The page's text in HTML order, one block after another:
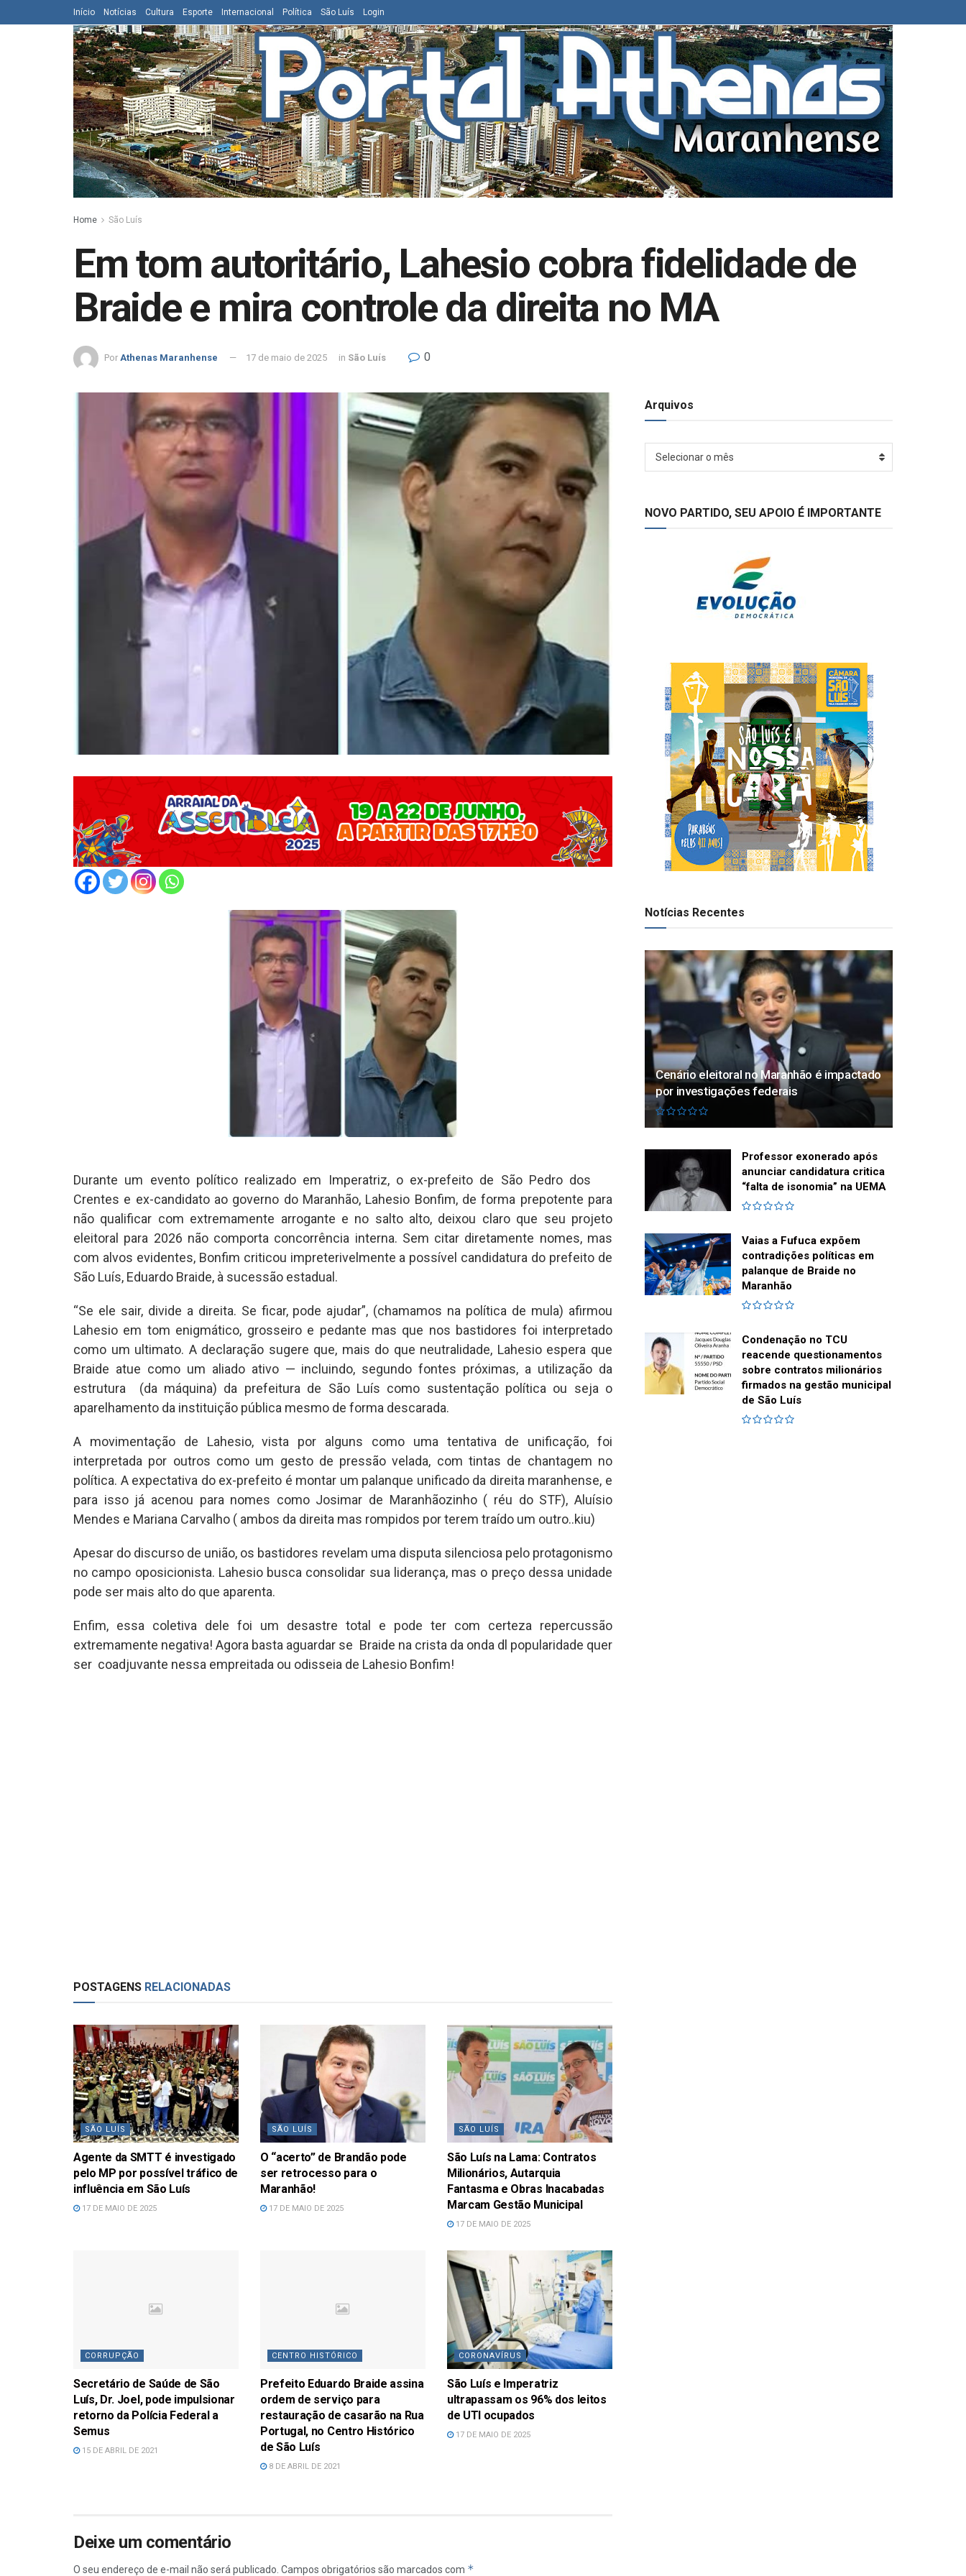
Início Notícias Cultura Esporte Internacional Política São Luís Login
Home São Luís
Em tom autoritário, Lahesio cobra fidelidade de
Braide e mira controle da direita no MA
Por Athenas Maranhense 17 de maio de 2025 in São Luís 0
Durante um evento político realizado em Imperatriz, o ex-prefeito de São Pedro dos
Crentes e ex-candidato ao governo do Maranhão, Lahesio Bonfim, de forma prepotente para
não qualificar com extremamente arrogante e no salto alto, deixou claro que seu projeto
eleitoral para 2026 não comporta concorrência interna. Sem citar diretamente nomes, mas
com alvos evidentes, Bonfim criticou impreterivelmente a possível candidatura do prefeito de
São Luís, Eduardo Braide, à sucessão estadual.
“Se ele sair, divide a direita. Se ficar, pode ajudar”, (chamamos na política de mula) afirmou
Lahesio em tom enigmático, grosseiro e pedante mas que nos bastidores foi interpretado
como um ultimato. A declaração sugere que, mais do que neutralidade, Lahesio espera que
Braide atue como um aliado ativo — incluindo, segundo fontes próximas, a utilização da
estrutura (da máquina) da prefeitura de São Luís como sustentação política ou seja o
aparelhamento da instituição pública mesmo de forma descarada.
A movimentação de Lahesio, vista por alguns como uma tentativa de unificação, foi
interpretada por outros como um gesto de pressão velada, com tintas de chantagem no
política. A expectativa do ex-prefeito é montar um palanque unificado da direita maranhense, e
para isso já acenou para nomes como Josimar de Maranhãozinho ( réu do STF), Aluísio
Mendes e Mariana Carvalho ( ambos da direita mas rompidos por terem traído um outro..kiu)
Apesar do discurso de união, os bastidores revelam uma disputa silenciosa pelo protagonismo
no campo oposicionista. Lahesio busca consolidar sua liderança, mas o preço dessa unidade
pode ser mais alto do que aparenta.
Enfim, essa coletiva dele foi um desastre total e pode ter com certeza repercussão
extremamente negativa! Agora basta aguardar se Braide na crista da onda dl popularidade quer
ser coadjuvante nessa empreitada ou odisseia de Lahesio Bonfim!
POSTAGENS RELACIONADAS
SÃO LUÍS
Agente da SMTT é investigado
pelo MP por possível tráfico de
influência em São Luís
17 DE MAIO DE 2025
SÃO LUÍS
O “acerto” de Brandão pode
ser retrocesso para o
Maranhão!
17 DE MAIO DE 2025
SÃO LUÍS
São Luís na Lama: Contratos
Milionários, Autarquia
Fantasma e Obras Inacabadas
Marcam Gestão Municipal
17 DE MAIO DE 2025
CORRUPÇÃO
Secretário de Saúde de São
Luís, Dr. Joel, pode impulsionar
retorno da Polícia Federal a
Semus
15 DE ABRIL DE 2021
CENTRO HISTÓRICO
Prefeito Eduardo Braide assina
ordem de serviço para
restauração de casarão na Rua
Portugal, no Centro Histórico
de São Luís
8 DE ABRIL DE 2021
CORONAVÍRUS
São Luís e Imperatriz
ultrapassam os 96% dos leitos
de UTI ocupados
17 DE MAIO DE 2025
Deixe um comentário
O seu endereço de e-mail não será publicado. Campos obrigatórios são marcados com *
Arquivos
Arquivos
Selecionar o mês
NOVO PARTIDO, SEU APOIO É IMPORTANTE
Notícias Recentes
Cenário eleitoral no Maranhão é impactado
por investigações federais
Professor exonerado após
anunciar candidatura critica
“falta de isonomia” na UEMA
Vaias a Fufuca expõem
contradições políticas em
palanque de Braide no
Maranhão
Condenação no TCU
reacende questionamentos
sobre contratos milionários
firmados na gestão municipal
de São Luís